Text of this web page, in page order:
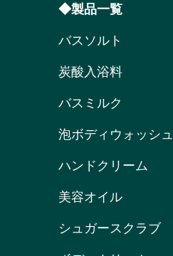
◆製品一覧
バスソルト
炭酸入浴料
バスミルク
泡ボディウォッシュ
ハンドクリーム
美容オイル
シュガースクラブ